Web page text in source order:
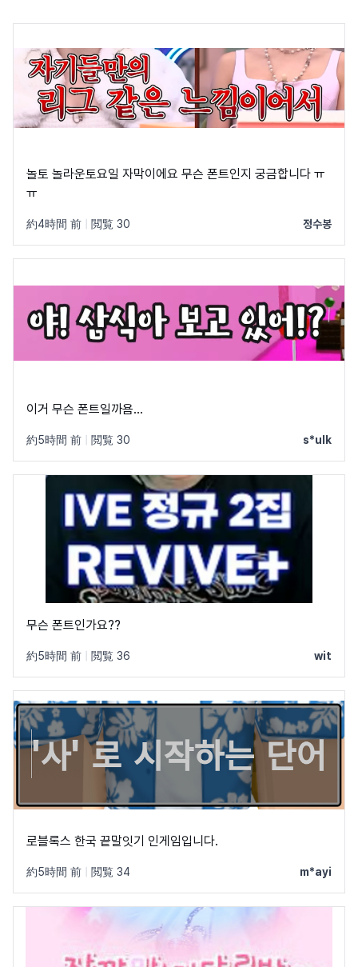
놀토 놀라운토요일 자막이에요 무슨 폰트인지 궁금합니다 ㅠ
ㅠ
約4時間 前 閲覧 30 정수봉
이거 무슨 폰트일까욤...
約5時間 前 閲覧 30 s*ulk
무슨 폰트인가요??
約5時間 前 閲覧 36 wit
로블록스 한국 끝말잇기 인게임입니다.
約5時間 前 閲覧 34 m*ayi